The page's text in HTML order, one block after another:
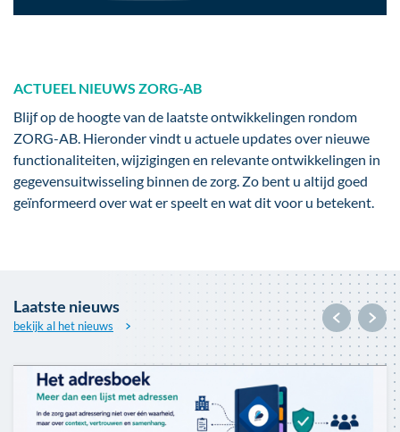
ACTUEEL NIEUWS ZORG-AB
Blijf op de hoogte van de laatste ontwikkelingen rondom
ZORG-AB. Hieronder vindt u actuele updates over nieuwe
functionaliteiten, wijzigingen en relevante ontwikkelingen in
gegevensuitwisseling binnen de zorg. Zo bent u altijd goed
geïnformeerd over wat er speelt en wat dit voor u betekent.
Laatste nieuws
bekijk al het nieuws
Afbeelding